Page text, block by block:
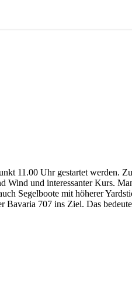
11.00 Uhr gestartet werden.
Wind und interessanter Kurs.
Segelboote mit höherer
Bavaria 707 ins Ziel. Das